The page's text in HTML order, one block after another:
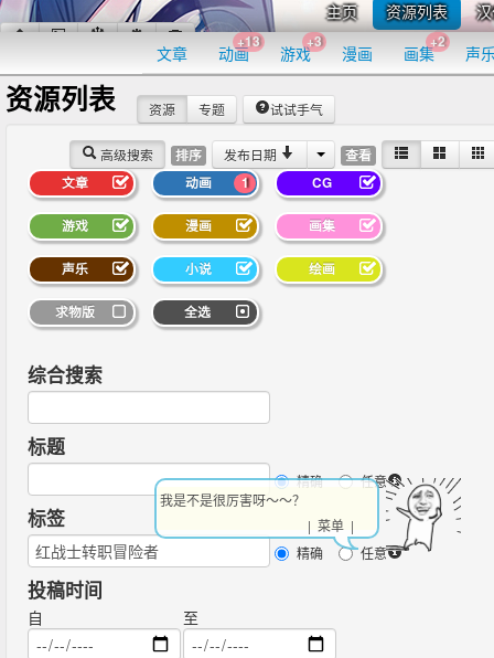
主页 资源列表
文章 动画
+13
游戏
+3
漫画 画集
+2
声
资源列表
高级搜索 排序 发布日期 查看
资源 专题 试试手气
文章 1
动画 CG
游戏 漫画 画集
声乐 小说 绘画
求物版 全选
综合搜索
标题
精确 任意
标签
精确 任意
投稿时间
自 至
我是不是很厉害呀～～？
| 菜单 |